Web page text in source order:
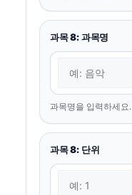
과목 8: 과목명
과목명을 입력하세요.
과목 8: 단위